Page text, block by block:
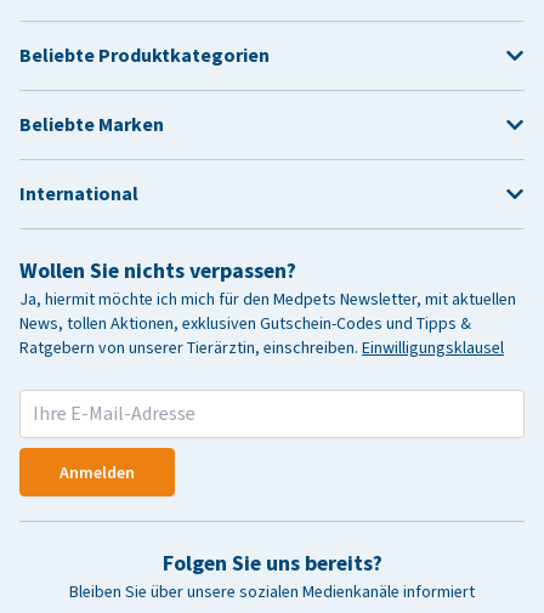
Wollen Sie nichts verpassen?
Ja, hiermit möchte ich mich für den Medpets Newsletter, mit aktuellen
News, tollen Aktionen, exklusiven Gutschein-Codes und Tipps &
Ratgebern von unserer Tierärztin, einschreiben. Einwilligungsklausel
Anmelden
Folgen Sie uns bereits?
Bleiben Sie über unsere sozialen Medienkanäle informiert
Beliebte Produktkategorien
Beliebte Marken
International